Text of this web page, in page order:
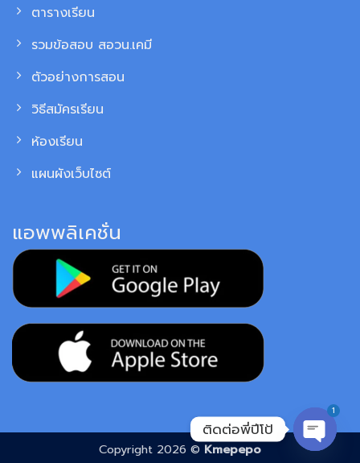
ตารางเรียน
รวมข้อสอบ สอวน.เคมี
ตัวอย่างการสอน
วิธีสมัครเรียน
ห้องเรียน
แผนผังเว็บไซต์
แอพพลิเคชั่น
Copyright 2026 © Kmepepo
ติดต่อพี่ปีโป้
1